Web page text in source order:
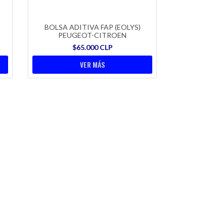
BOLSA ADITIVA FAP (EOLYS)
PEUGEOT-CITROEN
$65.000 CLP
VER MÁS